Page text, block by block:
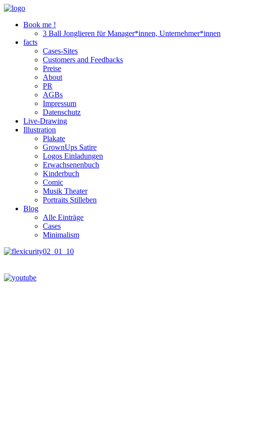
Book me !
3 Ball Jonglieren für Manager*innen, Unternehmer*innen
facts
Cases-Sites
Customers and Feedbacks
Preise
About
PR
AGBs
Impressum
Datenschutz
Live-Drawing
Illustration
Plakate
GrownUps Satire
Logos Einladungen
Erwachsenenbuch
Kinderbuch
Comic
Musik Theater
Portraits Stilleben
Blog
Alle Einträge
Cases
Minimalism